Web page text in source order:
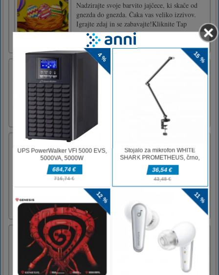
Nadzirajte svoje barvito jajčece, ki skače od
gnezda do gnezda. Čaka vas veliko izzivov.
Igrajte zdaj in se zabavajte!Kliknite Tap
Jump Box Ninja
When a box decides to become a ninja...Tap
to jump up as long as you can Avoid spikes
Potopite se v neverjetni svet fantazij, ki ga
lahko odkrijete delno! Ta nova sestavljanka
vas bo izzvala na tako zabavne načine.
Obstajajo tri stopnje zahtevnosti in tri krone,
ki jih lahko dobite za svoj nastop. Odkrijte
skriti svet vil in čarobnih dreves in dokončajte
vse ugank [...]
vdori
Podivjajte se skozi 5 stopenj zasneženih gora,
industrijskih kompleksov in premikajočih se
vlakov, ko se skozi valove vojakov,